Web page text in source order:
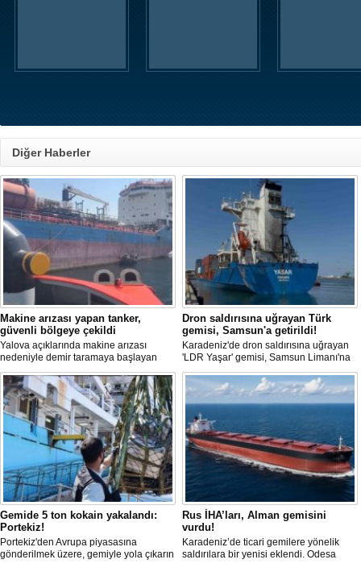
Diğer Haberler
Makine arızası yapan tanker,
güvenli bölgeye çekildi
Yalova açıklarında makine arızası
nedeniyle demir taramaya başlayan
tanker, römorkör eşliğinde güvenli
şekilde demirleme sahasına alındı.
Dron saldırısına uğrayan Türk
gemisi, Samsun'a getirildi!
Karadeniz'de dron saldırısına uğrayan
'LDR Yaşar' gemisi, Samsun Limanı'na
güvenli bir şekilde ulaştı. Saldırıda can
kaybı yaşanmadı, ancak büyük çapta
maddi hasar oluştu.
Gemide 5 ton kokain yakalandı:
Portekiz!
Portekiz'den Avrupa piyasasına
gönderilmek üzere, gemiyle yola çıkarın
Rus İHA’ları, Alman gemisini
vurdu!
Karadeniz’de ticari gemilere yönelik
saldırılara bir yenisi eklendi. Odesa